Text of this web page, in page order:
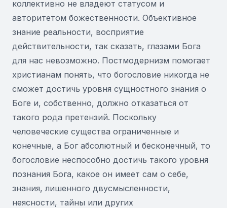
коллективно не владеют статусом и
авторитетом божественности. Объективное
знание реальности, восприятие
действительности, так сказать, глазами Бога
для нас невозможно. Постмодернизм помогает
христианам понять, что богословие никогда не
сможет достичь уровня сущностного знания о
Боге и, собственно, должно отказаться от
такого рода претензий. Поскольку
человеческие существа ограниченные и
конечные, а Бог абсолютный и бесконечный, то
богословие неспособно достичь такого уровня
познания Бога, какое он имеет сам о себе,
знания, лишенного двусмысленности,
неясности, тайны или других